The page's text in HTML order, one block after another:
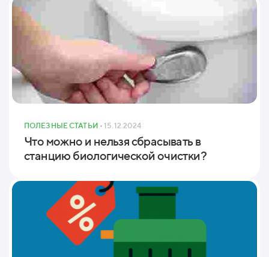
ПОЛЕЗНЫЕ СТАТЬИ • 15.12.2024
Что можно и нельзя сбрасывать в
станцию биологической очистки?